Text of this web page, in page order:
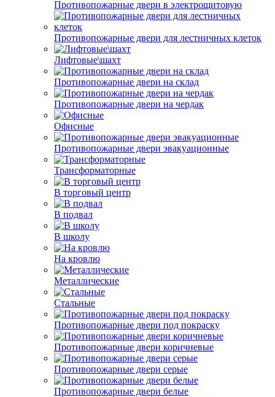
Противопожарные двери в электрощитовую
Противопожарные двери для лестничных клеток
Лифтовые\шахт
Противопожарные двери на склад
Противопожарные двери на чердак
Офисные
Противопожарные двери эвакуационные
Трансформаторные
В торговый центр
В подвал
В школу
На кровлю
Металлические
Стальные
Противопожарные двери под покраску
Противопожарные двери коричневые
Противопожарные двери серые
Противопожарные двери белые